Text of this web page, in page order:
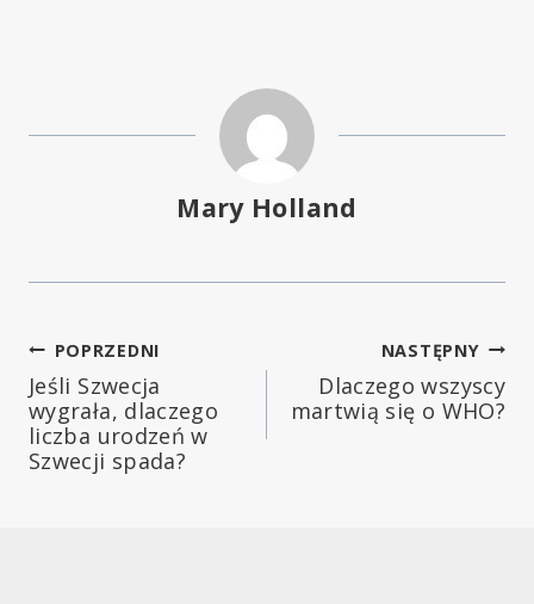
Mary Holland
Nawigacja
wpisu
POPRZEDNI
Jeśli Szwecja
wygrała, dlaczego
liczba urodzeń w
Szwecji spada?
NASTĘPNY
Dlaczego wszyscy
martwią się o WHO?